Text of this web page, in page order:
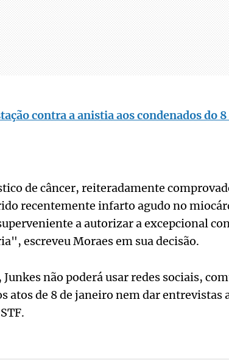
contra a anistia aos condenados do
de câncer, reiteradamente
recentemente infarto agudo no
a autorizar a excepcional
escreveu Moraes em sua decisão.
não poderá usar redes sociais,
atos de 8 de janeiro nem dar entrevistas